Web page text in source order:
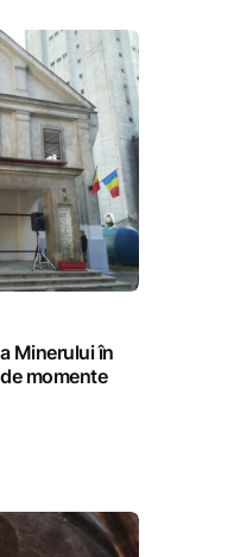
Minerului în
momente